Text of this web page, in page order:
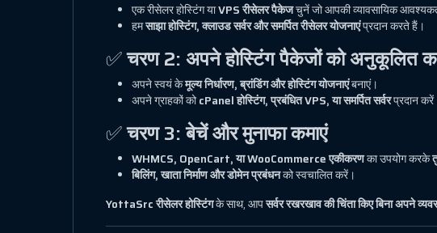
एक रीसेलर होस्टिंग याVPS रीसेलर पैकेजचुनें जो आपकी व्यावसायिक
हमसाझा होस्टिंग, क्लाउड सर्वर और समर्पित रीसेलर योजनाएंप्रदान करते हैं।
✅चरण 2: अपने होस्टिंग पैकेजों को अनुकूलित
अपने स्वयं केमूल्य निर्धारण, ब्रांडिंग और होस्टिंग योजनाएंबनाएं।
अपने ग्राहकों कोcPanel होस्टिंग, प्रबंधित VPS, या समर्पित सर्वरप्रदान
✅चरण 3: बेचें और मुनाफा कमाएं
WHMCS, OpenCart, या WooCommerce एकीकरणका उपयोग करके
बिलिंग, खाता निर्माण और डोमेन प्रबंधनको स्वचालित करें।
YottaSrc रीसेलर होस्टिंगके साथ, आपसर्वर रखरखाव की चिंता किए बिना अपने